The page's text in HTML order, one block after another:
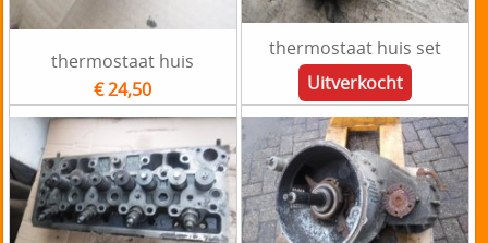
thermostaat huis
€ 24,50
thermostaat huis set
Uitverkocht